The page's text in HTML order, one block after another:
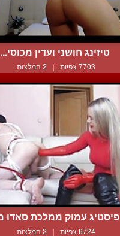
טיזינג חושני ועדין מכוסי...
7703 צפיות | 2 המלצות
פיסטיג עמוק ממלכת סאדו
6724 צפיות | 2 המלצות